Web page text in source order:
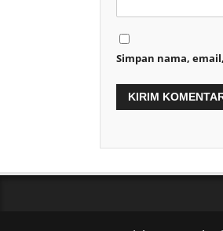
Simpan nama,